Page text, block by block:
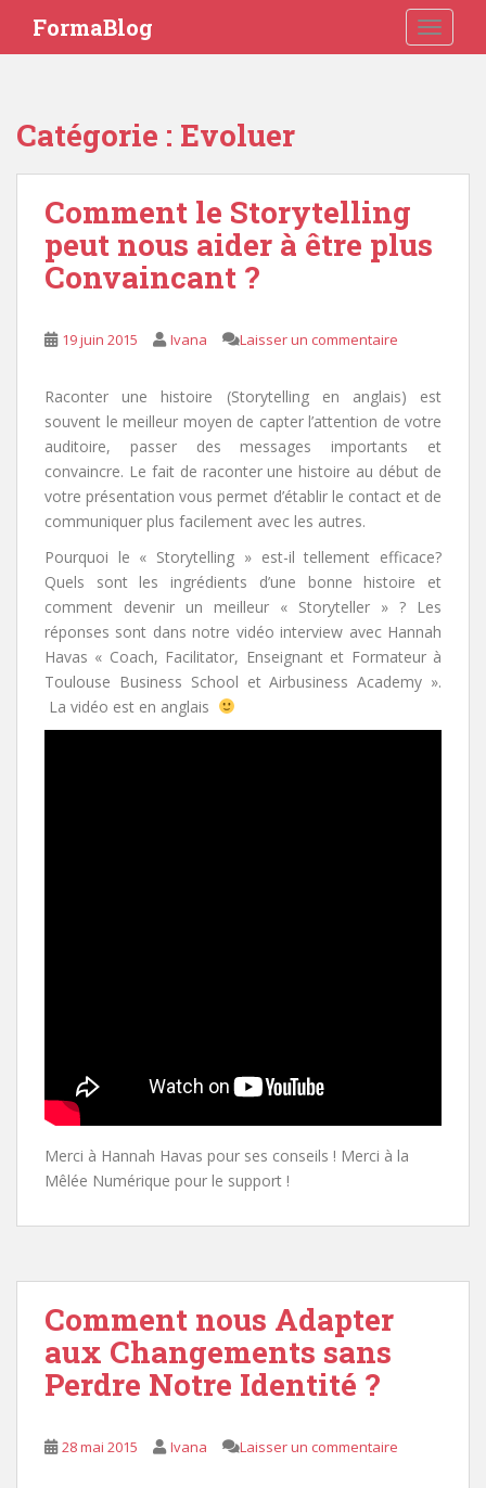
i
FormaBlog
Catégorie : Evoluer
Comment le Storytelling
peut nous aider à être plus
Convaincant ?
19 juin 2015 Ivana Laisser un commentaire
Raconter une histoire (Storytelling en anglais) est
souvent le meilleur moyen de capter l’attention de votre
auditoire, passer des messages importants et
convaincre. Le fait de raconter une histoire au début de
votre présentation vous permet d’établir le contact et de
communiquer plus facilement avec les autres.
Pourquoi le « Storytelling » est-il tellement efficace?
Quels sont les ingrédients d’une bonne histoire et
comment devenir un meilleur « Storyteller » ? Les
réponses sont dans notre vidéo interview avec Hannah
Havas « Coach, Facilitator, Enseignant et Formateur à
Toulouse Business School et Airbusiness Academy ».
La vidéo est en anglais
Merci à Hannah Havas pour ses conseils ! Merci à la
Mêlée Numérique pour le support !
Comment nous Adapter
aux Changements sans
Perdre Notre Identité ?
28 mai 2015 Ivana Laisser un commentaire